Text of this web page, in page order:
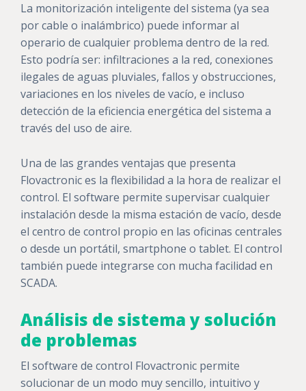
La monitorización inteligente del sistema (ya sea
por cable o inalámbrico) puede informar al
operario de cualquier problema dentro de la red.
Esto podría ser: infiltraciones a la red, conexiones
ilegales de aguas pluviales, fallos y obstrucciones,
variaciones en los niveles de vacío, e incluso
detección de la eficiencia energética del sistema a
través del uso de aire.
Una de las grandes ventajas que presenta
Flovactronic es la flexibilidad a la hora de realizar el
control. El software permite supervisar cualquier
instalación desde la misma estación de vacío, desde
el centro de control propio en las oficinas centrales
o desde un portátil, smartphone o tablet. El control
también puede integrarse con mucha facilidad en
SCADA.
Análisis de sistema y solución
de problemas
El software de control Flovactronic permite
solucionar de un modo muy sencillo, intuitivo y